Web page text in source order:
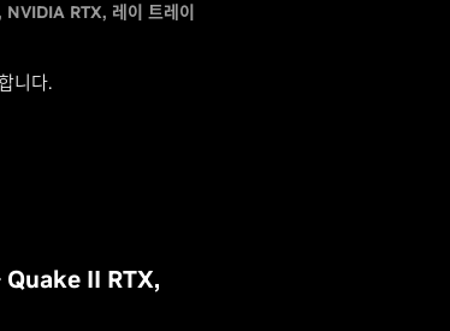
NVIDIA RTX 레이 트레이
니다.
II RTX,